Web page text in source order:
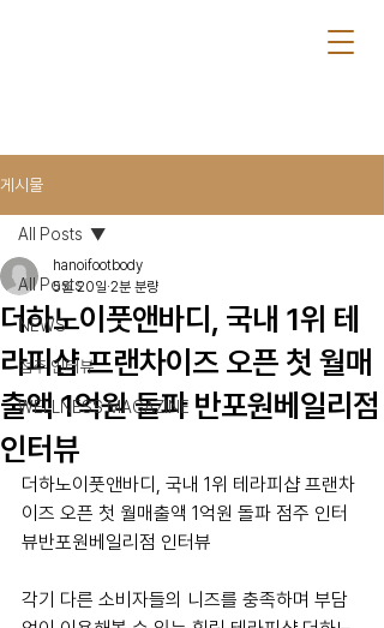
게시물
All Posts
NEWS
점주 인터뷰
WELLNESS MAGAZINE
All Posts
더하노이풋앤바디, 국내 1위 테
라피샵 프랜차이즈 오픈 첫 월매
출액 1억원 돌파 반포원베일리점
인터뷰
hanoifootbody
5월 20일 2분 분량
더하노이풋앤바디, 국내 1위 테라피샵 프랜차
이즈 오픈 첫 월매출액 1억원 돌파 점주 인터
뷰반포원베일리점 인터뷰
각기 다른 소비자들의 니즈를 충족하며 부담